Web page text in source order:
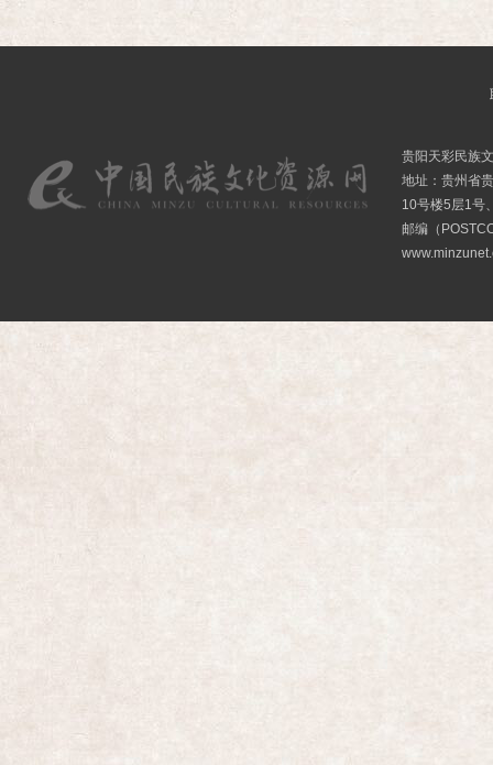
贵阳天彩民族
地址：贵州省
10号楼5层1号
邮编（